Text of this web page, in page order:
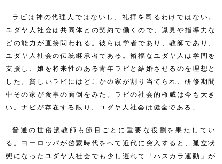
ラビは神の代理人ではないし、礼拝を司るわけではない。
ユダヤ人社会は共同体との契約で働くので、識見や指導力な
どの能力が直接問われる。彼らは学者であり、教師であり、
ユダヤ人社会の伝統継承者である。裕福なユダヤ人は学問を
支援し、娘を将来性のある青年ラビと結婚させるのを理想と
した。貧しいラビにはどこかの家が割り当てられ、研修期間
中その家が食事の面倒をみた。ラビの社会的権威は今も大き
い。ナビが存在する限り、ユダヤ人社会は健全である。
普通の世俗派教師も節目ごとに重要な役割を果たしてい
る。ヨーロッパが啓蒙時代をへて近代に突入すると、孤立状
態になったユダヤ人社会でも少し遅れて「ハスカラ運動」が